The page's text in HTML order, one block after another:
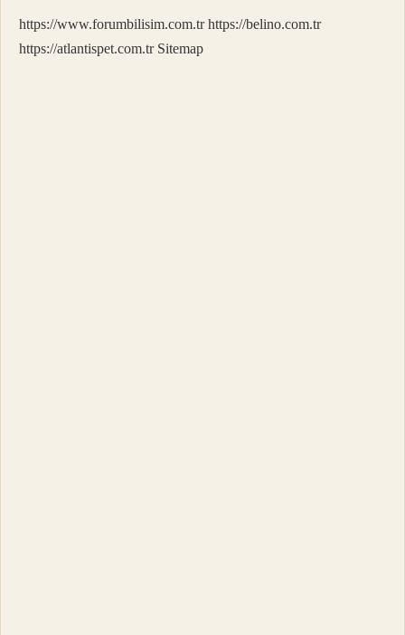
https://www.forumbilisim.com.tr https://belino.com.tr
https://atlantispet.com.tr Sitemap